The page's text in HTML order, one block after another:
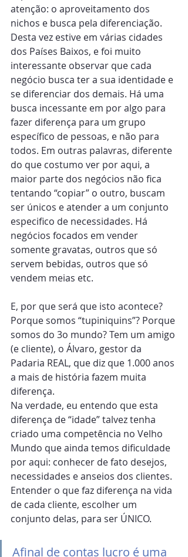
atenção: o aproveitamento dos
nichos e busca pela diferenciação.
Desta vez estive em várias cidades
dos Países Baixos, e foi muito
interessante observar que cada
negócio busca ter a sua identidade e
se diferenciar dos demais. Há uma
busca incessante em por algo para
fazer diferença para um grupo
específico de pessoas, e não para
todos. Em outras palavras, diferente
do que costumo ver por aqui, a
maior parte dos negócios não fica
tentando “copiar” o outro, buscam
ser únicos e atender a um conjunto
especifico de necessidades. Há
negócios focados em vender
somente gravatas, outros que só
servem bebidas, outros que só
vendem meias etc.
E, por que será que isto acontece?
Porque somos “tupiniquins”? Porque
somos do 3o mundo? Tem um amigo
(e cliente), o Álvaro, gestor da
Padaria REAL, que diz que 1.000 anos
a mais de história fazem muita
diferença.
Na verdade, eu entendo que esta
diferença de “idade” talvez tenha
criado uma competência no Velho
Mundo que ainda temos dificuldade
por aqui: conhecer de fato desejos,
necessidades e anseios dos clientes.
Entender o que faz diferença na vida
de cada cliente, escolher um
conjunto delas, para ser ÚNICO.
Afinal de contas lucro é uma